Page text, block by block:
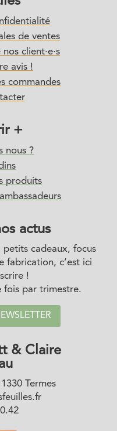
de ventes
client·e·s
avis !
commandes
+
nous ?
produits
actus
cadeaux, focus
fabrication, c’est ici
!
fois par trimestre.
& Claire
Termes